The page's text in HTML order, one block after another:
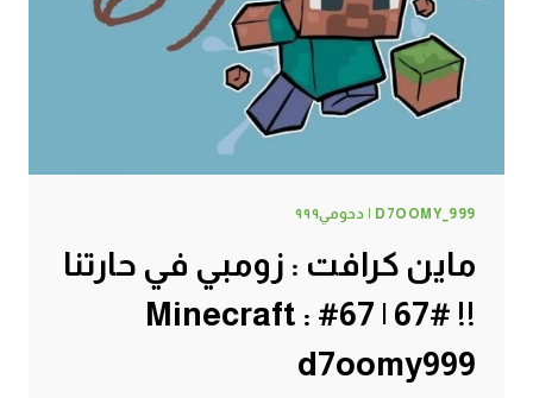
:
D7OOMY999
D7OOMY_999 | دحومي٩٩٩
ماين كرافت : زومبي في حارتنا
!! #67 | 67# Minecraft :
d7oomy999